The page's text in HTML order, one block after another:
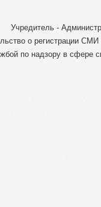
Учредитель -
о регистрации
по надзору в сфере